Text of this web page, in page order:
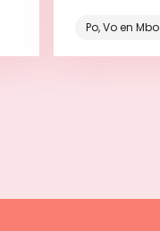
Po, Vo en Mbo